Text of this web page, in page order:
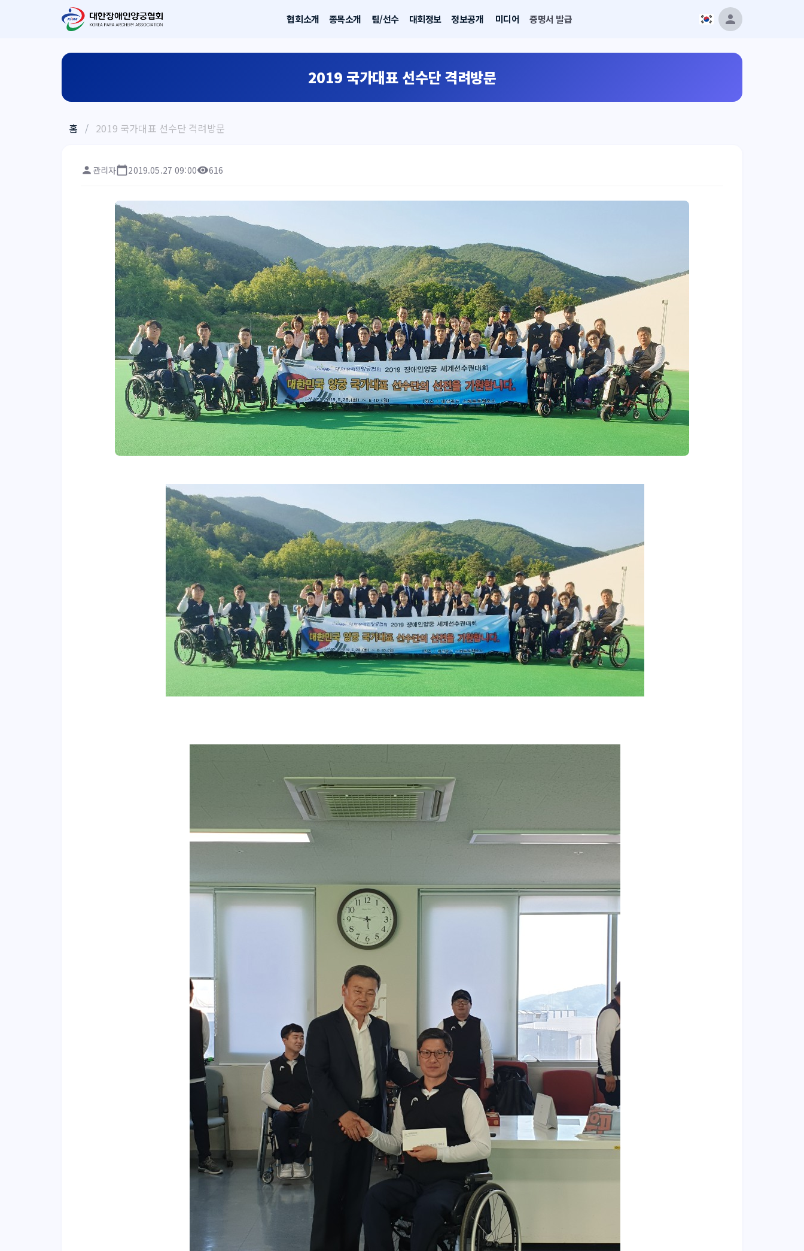
협회소개 종목소개 팀/선수 대회정보 정보공개 미디어 증명서 발급
2019 국가대표 선수단 격려방문
홈 / 2019 국가대표 선수단 격려방문
관리자 2019.05.27 09:00 616